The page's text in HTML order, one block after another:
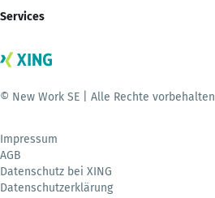
Services
© New Work SE | Alle Rechte vorbehalten
Impressum
AGB
Datenschutz bei XING
Datenschutzerklärung